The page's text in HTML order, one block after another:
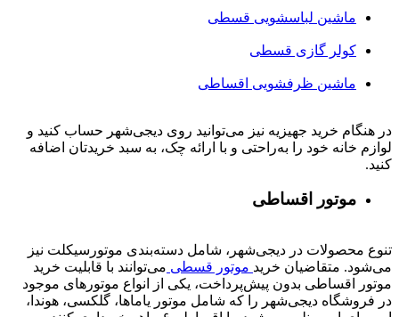
ماشین لباسشویی قسطی
کولر گازی قسطی
ماشین ظرفشویی اقساطی
در هنگام خرید جهیزیه نیز می‌توانید روی دیجی‌شهر حساب کنید و
لوازم خانه خود را به‌راحتی و با ارائه چک، به سبد خریدتان اضافه
کنید.
موتور اقساطی
تنوع محصولات در دیجی‌شهر، شامل دسته‌بندی موتورسیکلت نیز
می‌شود. متقاضیان خرید موتور قسطی می‌توانند با قابلیت خرید
موتور اقساطی بدون پیش‌پرداخت، یکی از انواع موتورهای موجود
در فروشگاه دیجی‌شهر را که شامل موتور یاماها، گلکسی، هوندا،